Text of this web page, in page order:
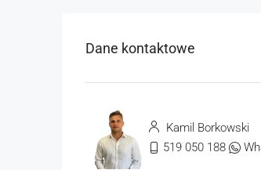
Dane kontaktowe
Kamil Borkowski
519 050 188